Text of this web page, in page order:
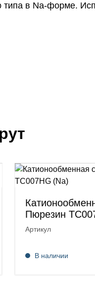
типа в Na-форме.
Пюрезин
Артикул
В наличии